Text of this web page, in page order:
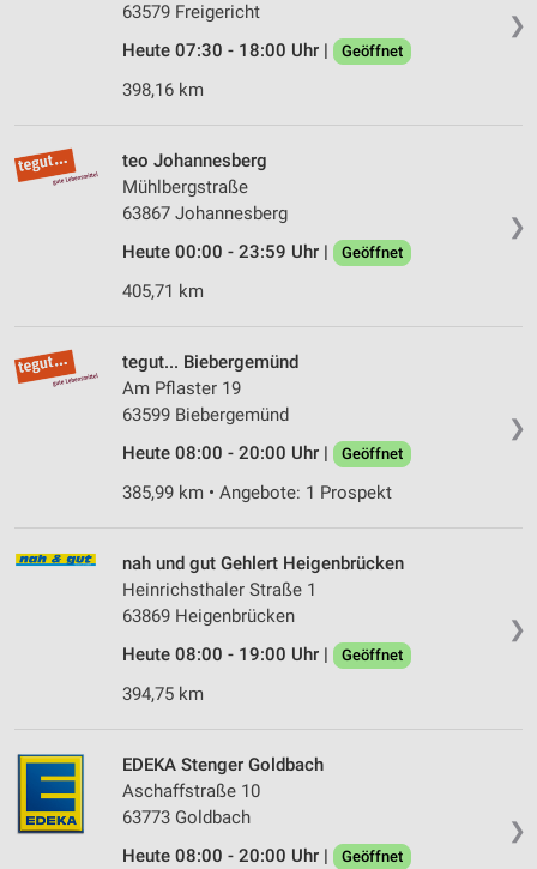
❯
63579 Freigericht
Heute 07:30 - 18:00 Uhr |
Geöffnet
398,16 km
❯
teo Johannesberg
Mühlbergstraße
63867 Johannesberg
Heute 00:00 - 23:59 Uhr |
Geöffnet
405,71 km
❯
tegut... Biebergemünd
Am Pflaster 19
63599 Biebergemünd
Heute 08:00 - 20:00 Uhr |
Geöffnet
385,99 km • Angebote: 1 Prospekt
❯
nah und gut Gehlert Heigenbrücken
Heinrichsthaler Straße 1
63869 Heigenbrücken
Heute 08:00 - 19:00 Uhr |
Geöffnet
394,75 km
❯
EDEKA Stenger Goldbach
Aschaffstraße 10
63773 Goldbach
Heute 08:00 - 20:00 Uhr |
Geöffnet